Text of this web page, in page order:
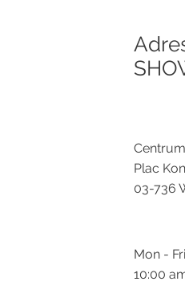
Plac
03-736
Mon - Fri
10:00